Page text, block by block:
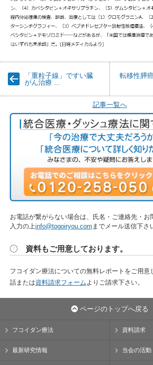
「重粒子線」ですい臓
がん治療 ...
転移性膵
記事一覧へ
お電話が繋がらない場合は、氏名・ご連絡先・お
入力の上info@togoiryou.com までメール送信下さ
資料もご用意しております。
フコイダン療法についての無料レポートをご用意
話または資料請求フォームよりご請求下さい。
ページのトップへ戻る
フコイダン療法 資料請求
最新研究情報 当会の活動